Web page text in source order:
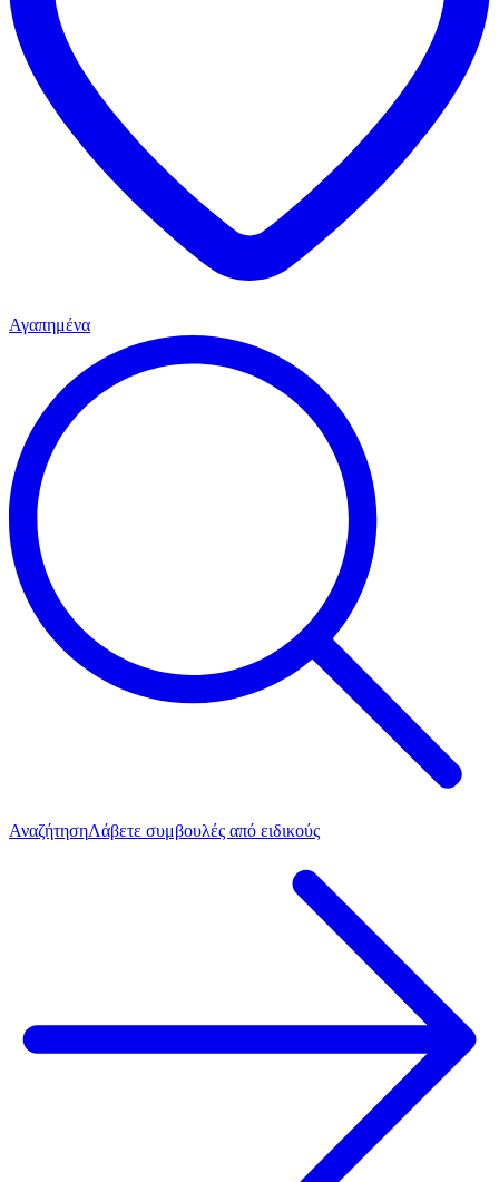
Αγαπημένα
ΑναζήτησηΛάβετε συμβουλές από ειδικούς